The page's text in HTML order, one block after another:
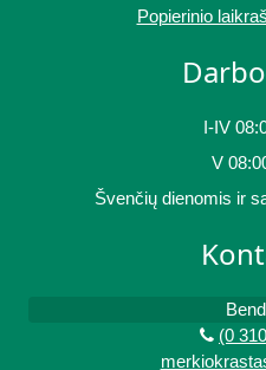
Popierinio
I-IV
V
Švenčių dienomis ir
(0